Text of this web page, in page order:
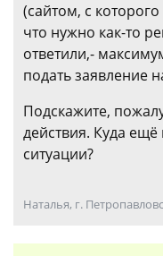
(сайтом, с
что нужно как-то
ответили,-
подать заявление
Подскажите,
действия. Куда
ситуации?
Наталья, г.